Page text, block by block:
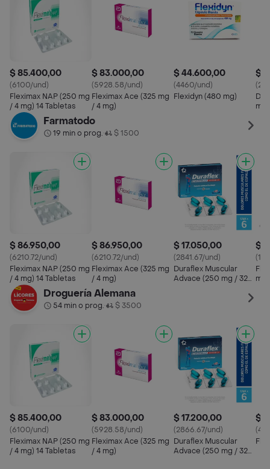
$ 85.400,00
(6100/und)
Fleximax NAP (250 mg
/ 4 mg) 14 Tabletas
$ 83.000,00
(5928.58/und)
Fleximax Ace (325 mg
/ 4 mg)
$ 44.600,00
(4460/und)
Flexidyn (480 mg)
$
Farmatodo
19 min o prog.• $ 1500
$ 86.950,00
(6210.72/und)
Fleximax NAP (250 mg
/ 4 mg) 14 Tabletas
$ 86.950,00
(6210.72/und)
Fleximax Ace (325 mg
/ 4 mg)
$ 17.050,00
(2841.67/und)
Duraflex Muscular
Advace (250 mg / 325
$
Droguería Alemana
54 min o prog.• $ 3500
$ 85.400,00
(6100/und)
Fleximax NAP (250 mg
/ 4 mg) 14 Tabletas
$ 83.000,00
(5928.58/und)
Fleximax Ace (325 mg
/ 4 mg)
$ 17.200,00
(2866.67/und)
Duraflex Muscular
Advace (250 mg / 325
$